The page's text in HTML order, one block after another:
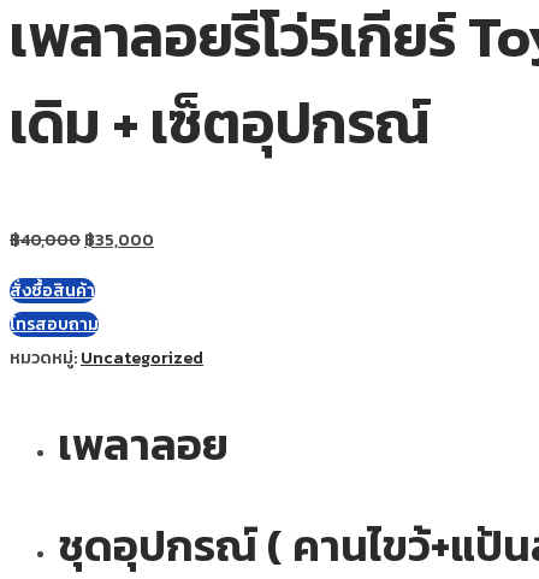
เพลาลอยรีโว่5เกียร์
เดิม + เซ็ตอุปกรณ์
฿40,000฿35,000
สั่งซื้อสินค้า
โทรสอบถาม
หมวดหมู่:Uncategorized
เพลาลอย
ชุดอุปกรณ์ ( คานไขว้+แป้